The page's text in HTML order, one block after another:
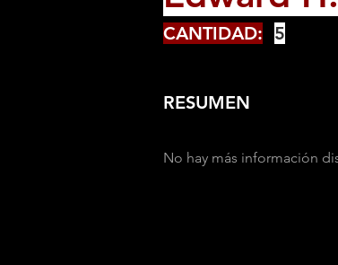
CANTIDAD: 5
RESUMEN
No hay más información